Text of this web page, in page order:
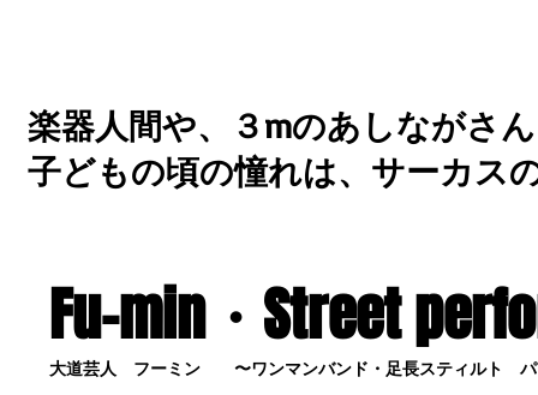
楽器人間や、３mのあしながさ
子どもの頃の憧れは、サーカス
Fu-min・Street
大道芸人 フーミン 〜ワンマンバンド・足長スティルト パ